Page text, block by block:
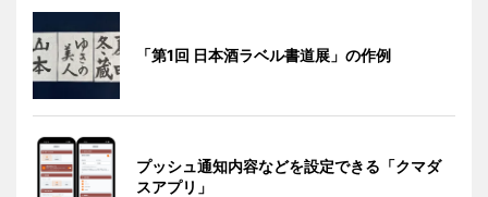
「第1回 日本酒ラベル書道展」の作例
プッシュ通知内容などを設定できる「クマダ
スアプリ」